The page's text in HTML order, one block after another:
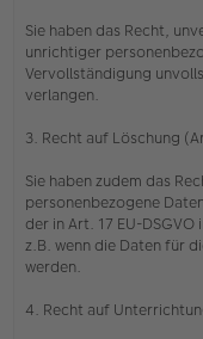
Sie haben das Recht,
unrichtiger
Vervollständigung
verlangen.
3. Recht auf Löschung
Sie haben zudem das
personenbezogene
der in Art. 17 EU-
z.B. wenn die Daten für
werden.
4. Recht auf